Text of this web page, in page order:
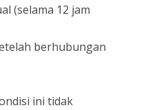
(selama 12 jam
berhubungan
ini tidak